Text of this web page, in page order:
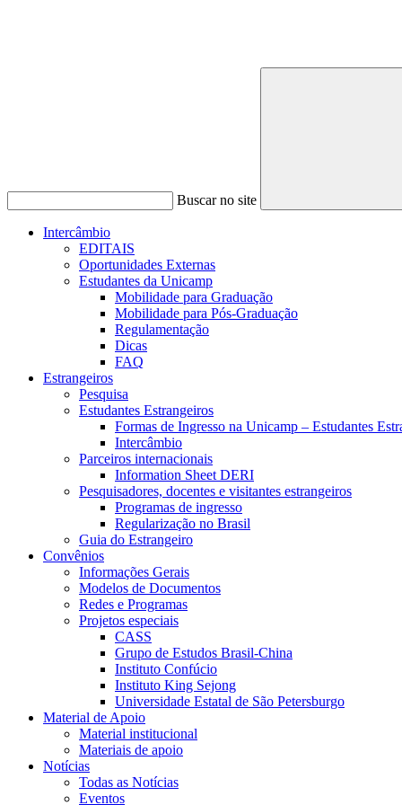
Buscar no site
Intercâmbio
EDITAIS
Oportunidades Externas
Estudantes da Unicamp
Mobilidade para Graduação
Mobilidade para Pós-Graduação
Regulamentação
Dicas
FAQ
Estrangeiros
Pesquisa
Estudantes Estrangeiros
Formas de Ingresso na Unicamp – Estudantes
Intercâmbio
Parceiros internacionais
Information Sheet DERI
Pesquisadores, docentes e visitantes estrangeiros
Programas de ingresso
Regularização no Brasil
Guia do Estrangeiro
Convênios
Informações Gerais
Modelos de Documentos
Redes e Programas
Projetos especiais
CASS
Grupo de Estudos Brasil-China
Instituto Confúcio
Instituto King Sejong
Universidade Estatal de São Petersburgo
Material de Apoio
Material institucional
Materiais de apoio
Notícias
Todas as Notícias
Eventos